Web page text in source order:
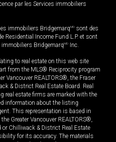
par les Services immobiliers
immobiliers BridgemarqMD sont des
Residential Income Fund L.P. et sont
immobiliers BridgemarqMD Inc.
to real estate on this web site
from the MLS® Reciprocity program
Vancouver REALTORS®, the Fraser
& District Real Estate Board. Real
real estate firms are marked with the
information about the listing
This representation is based in
Greater Vancouver REALTORS®,
or Chilliwack & District Real Estate
for its accuracy. The materials